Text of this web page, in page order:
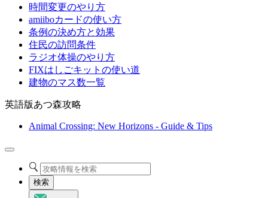
時間変更のやり方
amiiboカードの使い方
条例の決め方と効果
住民の訪問条件
ラジオ体操のやり方
FIXはしごキットの使い道
建物のマス数一覧
英語版あつ森攻略
Animal Crossing: New Horizons - Guide & Tips
検索